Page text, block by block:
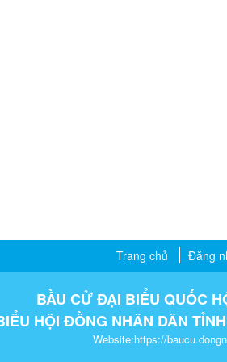
Trang chủ Đăng
BẦU CỬ ĐẠI BIỂU QUỐC
HỘI ĐỒNG NHÂN DÂN
Website:https://